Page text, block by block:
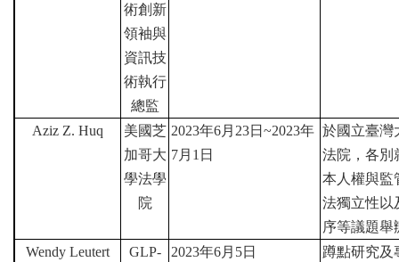
術創新
領袖與
資訊技
術執行
總監
Aziz Z. Huq
美國芝
加哥大
學法學
院
2023年6月 23日 ~2023年
7月 1 日
於國立臺灣
法院，各別
本人權與監
法獨立性以
序等議題舉
Wendy Leutert
GLP-
2023年6月 5日
蹲點研究及